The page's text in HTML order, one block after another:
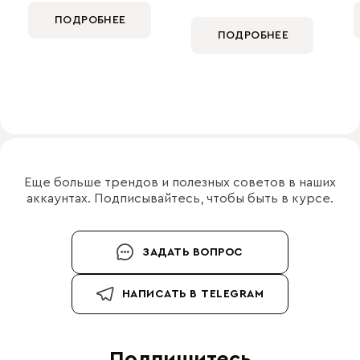
ПОДРОБНЕЕ
ПОДРОБНЕЕ
Еще больше трендов и полезных советов в наших
аккаунтах. Подписывайтесь, чтобы быть в курсе.
ЗАДАТЬ ВОПРОС
НАПИСАТЬ В TELEGRAM